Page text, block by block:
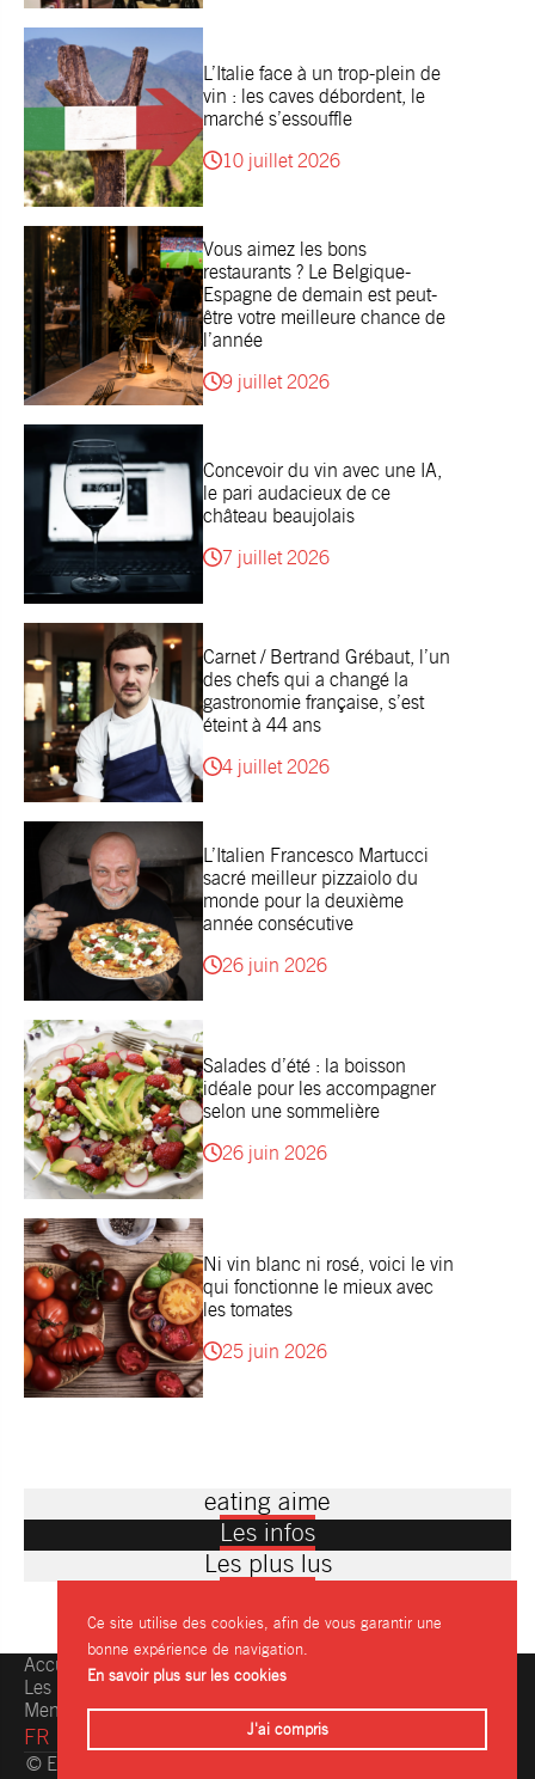
L’Italie face à un trop-plein de
vin : les caves débordent, le
marché s’essouffle
10 juillet 2026
Vous aimez les bons
restaurants ? Le Belgique-
Espagne de demain est peut-
être votre meilleure chance de
l’année
9 juillet 2026
Concevoir du vin avec une IA,
le pari audacieux de ce
château beaujolais
7 juillet 2026
Carnet / Bertrand Grébaut, l’un
des chefs qui a changé la
gastronomie française, s’est
éteint à 44 ans
4 juillet 2026
L’Italien Francesco Martucci
sacré meilleur pizzaiolo du
monde pour la deuxième
année consécutive
26 juin 2026
Salades d’été : la boisson
idéale pour les accompagner
selon une sommelière
26 juin 2026
Ni vin blanc ni rosé, voici le vin
qui fonctionne le mieux avec
les tomates
25 juin 2026
eating aime
Les infos
Les plus lus
Accueil
Les restaurants
Mentions légales
Une question, une info ?
Contactez-nous
FR
© Eating.be 2004-2026 - Toute reproduction même partielle
Ce site utilise des cookies, afin de vous garantir une
bonne expérience de navigation.
En savoir plus sur les cookies
J'ai compris